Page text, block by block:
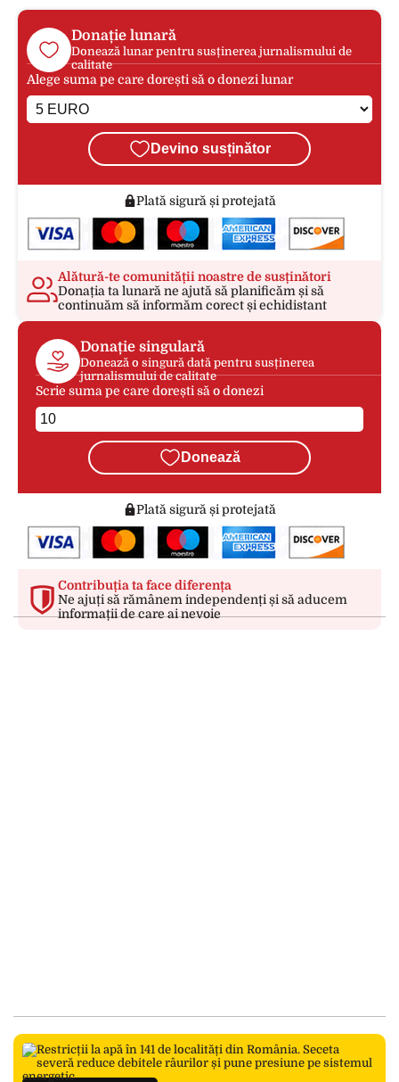
Donație lunară
Donează lunar pentru susținerea jurnalismului de
calitate
Alege suma pe care dorești să o donezi lunar
Devino susținător
Plată sigură și protejată
Alătură-te comunității noastre de susținători
Donația ta lunară ne ajută să planificăm și să
continuăm să informăm corect și echidistant
Donație singulară
Donează o singură dată pentru susținerea
jurnalismului de calitate
Scrie suma pe care dorești să o donezi
Donează
Plată sigură și protejată
Contribuția ta face diferența
Ne ajuți să rămânem independenți și să aducem
informații de care ai nevoie